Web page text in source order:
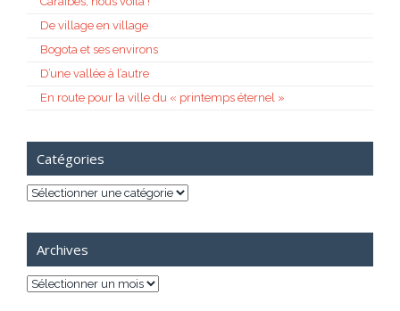
De village en village
Bogota et ses environs
D’une vallée à l’autre
En route pour la ville du « printemps éternel »
Catégories
Catégories
Archives
Archives